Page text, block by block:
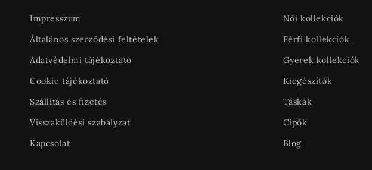
Impresszum
Általános szerződési feltételek
Adatvédelmi tájékoztató
Cookie tájékoztató
Szállítás és fizetés
Visszaküldési szabályzat
Kapcsolat
Női kollekciók
Férfi kollekciók
Gyerek kollekciók
Kiegészítők
Táskák
Cipők
Blog